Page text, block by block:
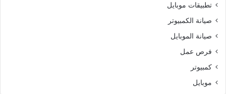
تطبيقات موبايل
صيانة الكمبيوتر
صيانة الموبايل
فرص عمل
كمبيوتر
موبايل